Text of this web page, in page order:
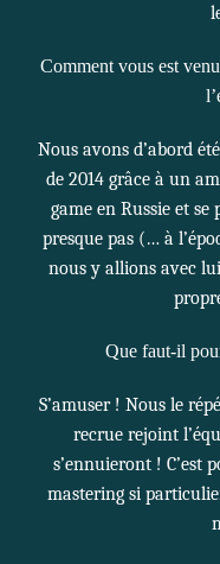
Comment vous est
Nous avons d’abord
de 2014 grâce à un
game en Russie et
presque pas (… à
nous y allions avec
Que faut-il
S’amuser ! Nous le
recrue rejoint
s’ennuieront ! C’est
mastering si